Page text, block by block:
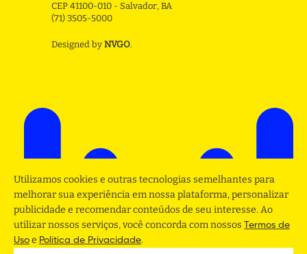
CEP 41100-010 - Salvador, BA
(71) 3505-5000
Designed by NVGO.
Utilizamos cookies e outras tecnologias semelhantes para
melhorar sua experiência em nossa plataforma, personalizar
publicidade e recomendar conteúdos de seu interesse. Ao
utilizar nossos serviços, você concorda com nossos Termos de
Uso e Politica de Privacidade.